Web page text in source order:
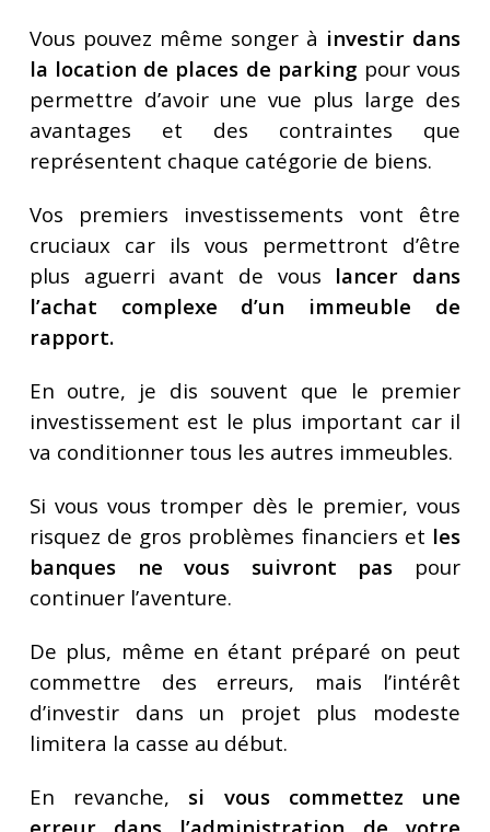
Vous pouvez même songer à investir dans
la location de places de parking pour vous
permettre d’avoir une vue plus large des
avantages et des contraintes que
représentent chaque catégorie de biens.
Vos premiers investissements vont être
cruciaux car ils vous permettront d’être
plus aguerri avant de vous lancer dans
l’achat complexe d’un immeuble de
rapport.
En outre, je dis souvent que le premier
investissement est le plus important car il
va conditionner tous les autres immeubles.
Si vous vous tromper dès le premier, vous
risquez de gros problèmes financiers et les
banques ne vous suivront pas pour
continuer l’aventure.
De plus, même en étant préparé on peut
commettre des erreurs, mais l’intérêt
d’investir dans un projet plus modeste
limitera la casse au début.
En revanche, si vous commettez une